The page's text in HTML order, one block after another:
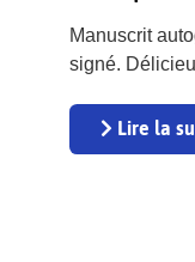
Manuscrit
signé.
Lire la